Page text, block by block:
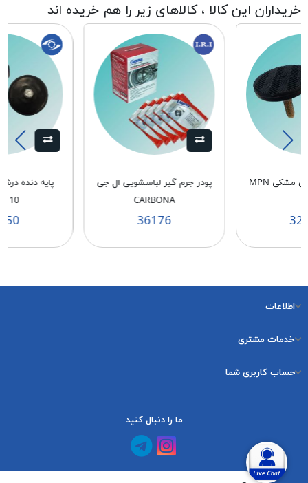
خریداران این کالا ، کالاهای زیر را هم خریده اند
پایه دنده ریز پهن مشکی MPN
پودر جرم گیر لباسشویی ال جی
CARBONA
36176
پایه دنده
10
اطلاعات
خدمات مشتری
حساب کاربری شما
ما را دنبال کنید
کانال آپارات
کانال تلگرام